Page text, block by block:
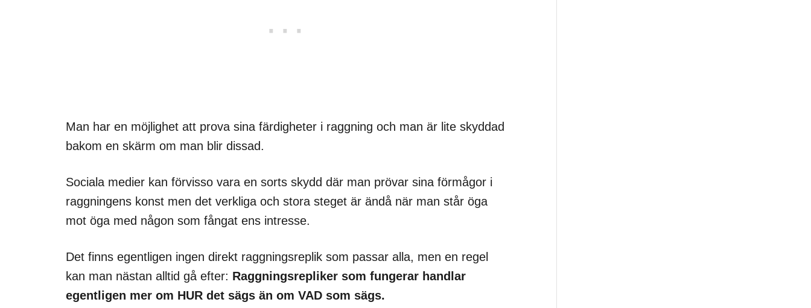
Man har en möjlighet att prova sina färdigheter i raggning och man är lite skyddad
bakom en skärm om man blir dissad.
Sociala medier kan förvisso vara en sorts skydd där man prövar sina förmågor i
raggningens konst men det verkliga och stora steget är ändå när man står öga
mot öga med någon som fångat ens intresse.
Det finns egentligen ingen direkt raggningsreplik som passar alla, men en regel
kan man nästan alltid gå efter: Raggningsrepliker som fungerar handlar
egentligen mer om HUR det sägs än om VAD som sägs.